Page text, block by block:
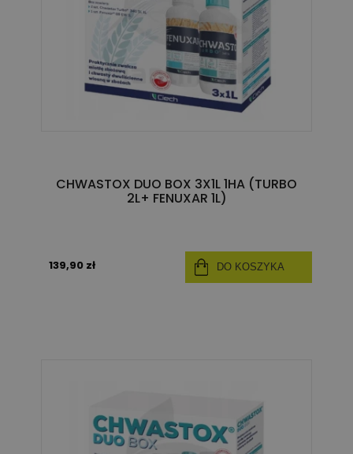
CHWASTOX DUO BOX 3X1L 1HA (TURBO
2L+ FENUXAR 1L)
139,90 zł DO KOSZYKA